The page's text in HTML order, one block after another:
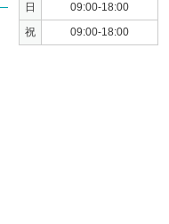
日 09:00-18:00
祝 09:00-18:00